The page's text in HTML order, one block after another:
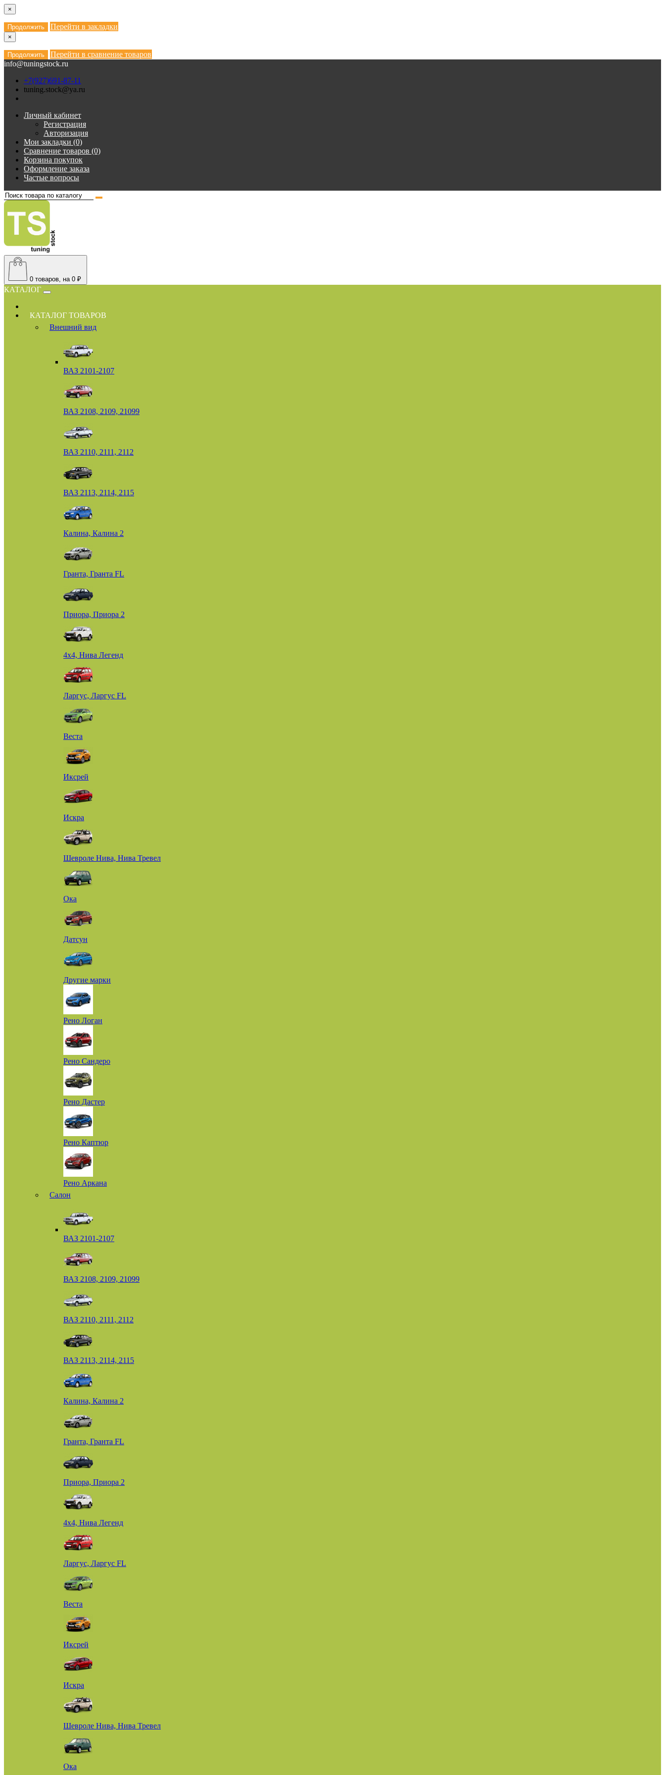
×
Продолжить Перейти в закладки
×
Продолжить
Перейти в сравнение товаров
info@tuningstock.ru
+7(927)691-87-11
tuning.stock@ya.ru
Личный кабинет
Регистрация
Авторизация
Мои закладки (0)
Сравнение товаров (0)
Корзина покупок
Оформление заказа
Частые вопросы
0 товаров, на 0 ₽
КАТАЛОГ
КАТАЛОГ ТОВАРОВ
Внешний вид
ВАЗ 2101-2107
ВАЗ 2108, 2109, 21099
ВАЗ 2110, 2111, 2112
ВАЗ 2113, 2114, 2115
Калина, Калина 2
Гранта, Гранта FL
Приора, Приора 2
4х4, Нива Легенд
Ларгус, Ларгус FL
Веста
Иксрей
Искра
Шевроле Нива, Нива Тревел
Ока
Датсун
Другие марки
Рено Логан
Рено Сандеро
Рено Дастер
Рено Каптюр
Рено Аркана
Салон
ВАЗ 2101-2107
ВАЗ 2108, 2109, 21099
ВАЗ 2110, 2111, 2112
ВАЗ 2113, 2114, 2115
Калина, Калина 2
Гранта, Гранта FL
Приора, Приора 2
4х4, Нива Легенд
Ларгус, Ларгус FL
Веста
Иксрей
Искра
Шевроле Нива, Нива Тревел
Ока